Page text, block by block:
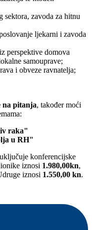
sektora, zavoda za hitnu
ljekarni i zavoda
perspektive domova
samouprave;
i obveze ravnatelja;
na pitanja, također moći
raka"
u RH"
konferencijske
iznosi 1.980,00kn,
iznosi 1.550,00 kn.